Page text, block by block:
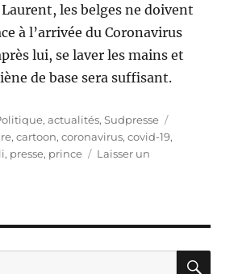
les belges ne doivent
à l’arrivée du Coronavirus
lui, se laver les mains et
de base sera suffisant.
actualités,Sudpresse
,cartoon,coronavirus,covid-19,
, presse, prince
Laisser un